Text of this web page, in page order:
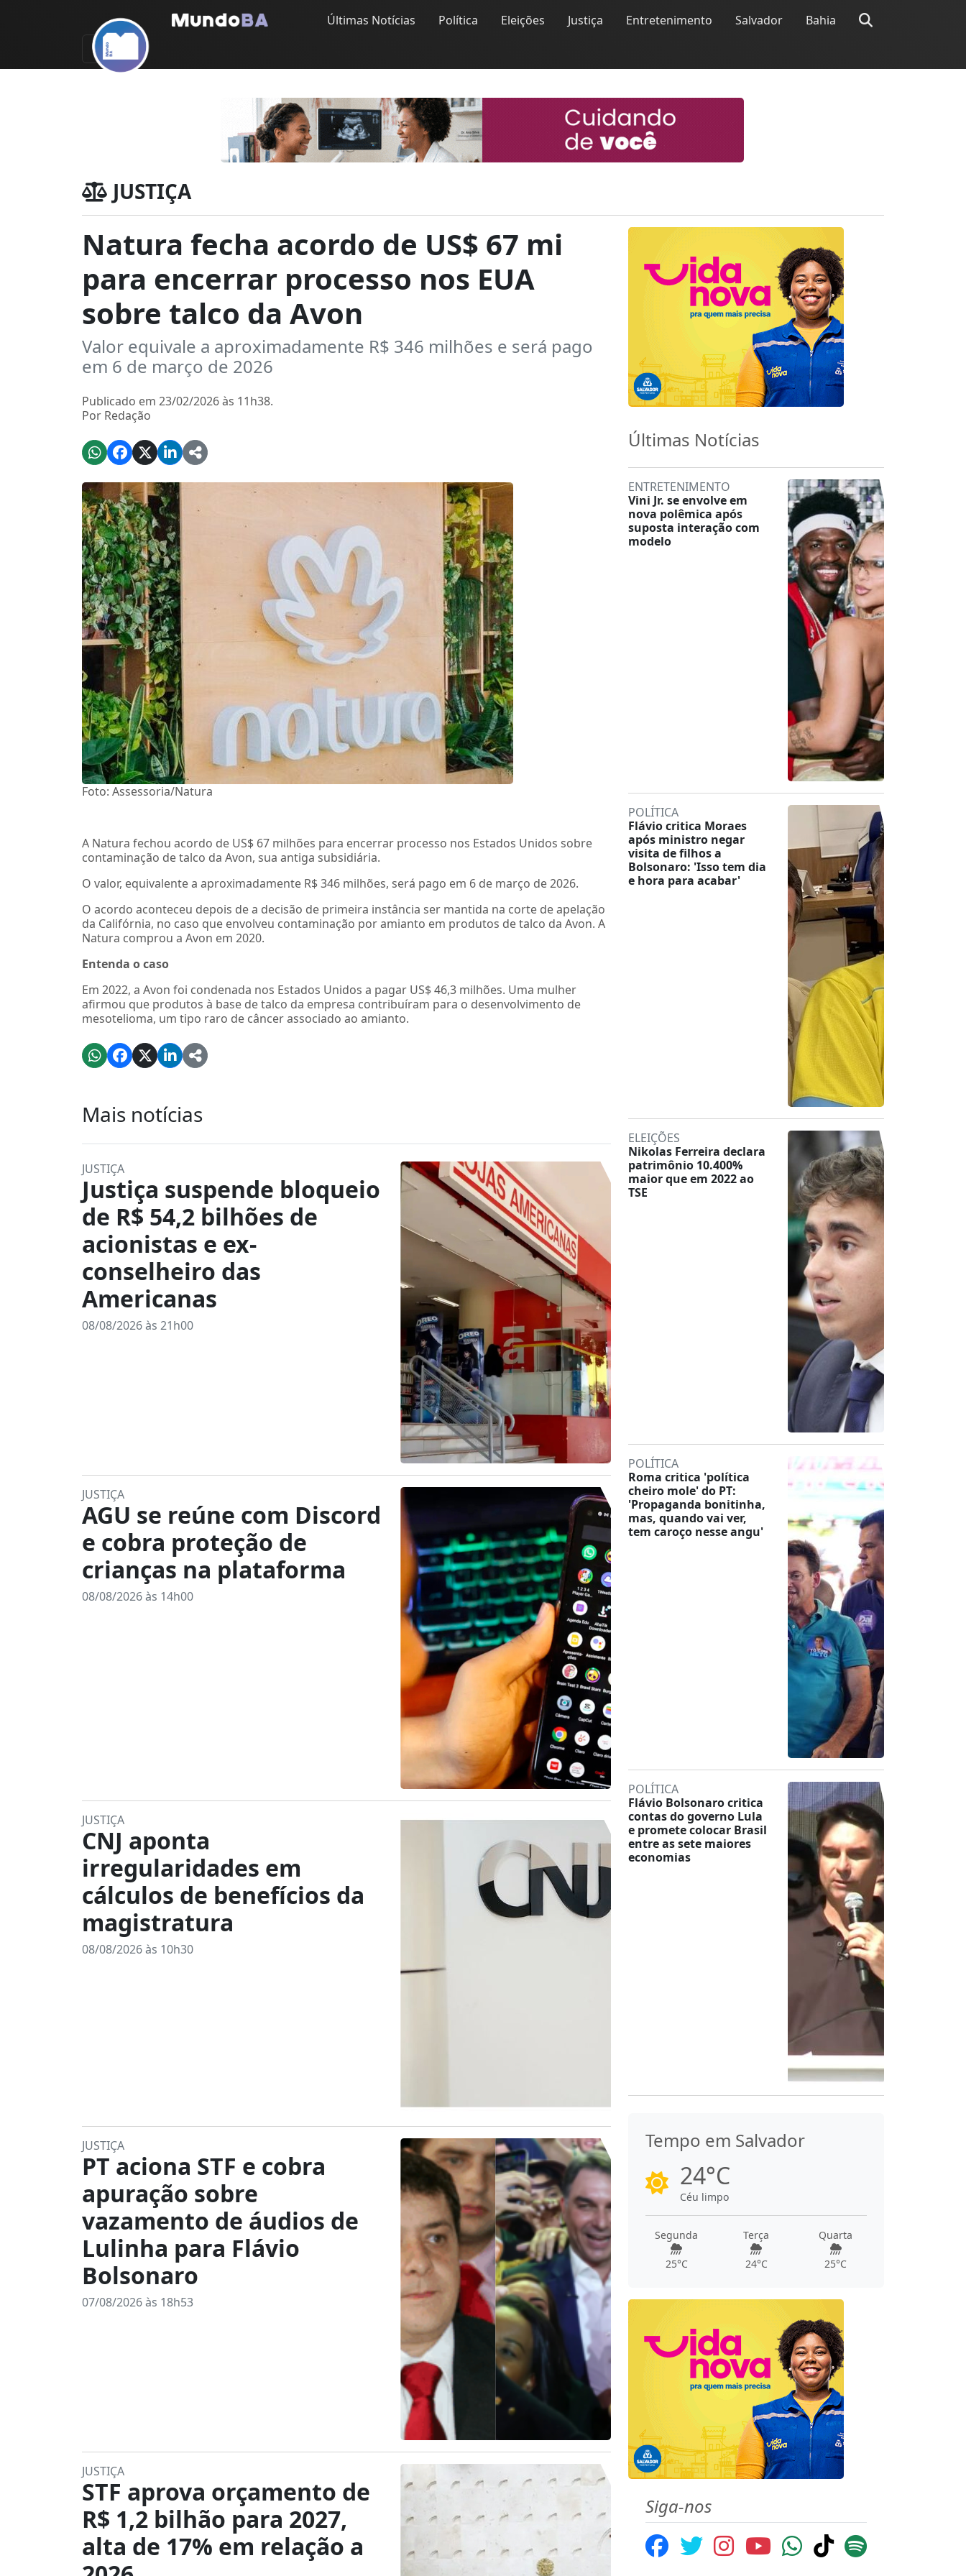
Últimas Notícias Política Eleições Justiça Entretenimento Salvador Bahia
JUSTIÇA
Natura fecha acordo de US$ 67 mi
para encerrar processo nos EUA
sobre talco da Avon
Valor equivale a aproximadamente R$ 346 milhões e será pago
em 6 de março de 2026
Publicado em 23/02/2026 às 11h38.
Por Redação
Foto: Assessoria/Natura
A Natura fechou acordo de US$ 67 milhões para encerrar processo nos Estados Unidos sobre
contaminação de talco da Avon, sua antiga subsidiária.
O valor, equivalente a aproximadamente R$ 346 milhões, será pago em 6 de março de 2026.
O acordo aconteceu depois de a decisão de primeira instância ser mantida na corte de apelação
da Califórnia, no caso que envolveu contaminação por amianto em produtos de talco da Avon. A
Natura comprou a Avon em 2020.
Entenda o caso
Em 2022, a Avon foi condenada nos Estados Unidos a pagar US$ 46,3 milhões. Uma mulher
afirmou que produtos à base de talco da empresa contribuíram para o desenvolvimento de
mesotelioma, um tipo raro de câncer associado ao amianto.
Mais notícias
JUSTIÇA
Justiça suspende bloqueio
de R$ 54,2 bilhões de
acionistas e ex-
conselheiro das
Americanas
08/08/2026 às 21h00
JUSTIÇA
AGU se reúne com Discord
e cobra proteção de
crianças na plataforma
08/08/2026 às 14h00
JUSTIÇA
CNJ aponta
irregularidades em
cálculos de benefícios da
magistratura
08/08/2026 às 10h30
JUSTIÇA
PT aciona STF e cobra
apuração sobre
vazamento de áudios de
Lulinha para Flávio
Bolsonaro
07/08/2026 às 18h53
JUSTIÇA
STF aprova orçamento de
R$ 1,2 bilhão para 2027,
alta de 17% em relação a
Últimas Notícias
ENTRETENIMENTO
Vini Jr. se envolve em
nova polêmica após
suposta interação com
modelo
POLÍTICA
Flávio critica Moraes
após ministro negar
visita de filhos a
Bolsonaro: 'Isso tem dia
e hora para acabar'
ELEIÇÕES
Nikolas Ferreira declara
patrimônio 10.400%
maior que em 2022 ao
TSE
POLÍTICA
Roma critica 'política
cheiro mole' do PT:
'Propaganda bonitinha,
mas, quando vai ver,
tem caroço nesse angu'
POLÍTICA
Flávio Bolsonaro critica
contas do governo Lula
e promete colocar Brasil
entre as sete maiores
economias
Tempo em Salvador
24°C
Céu limpo
Segunda
25°C
Terça
24°C
Quarta
25°C
Siga-nos